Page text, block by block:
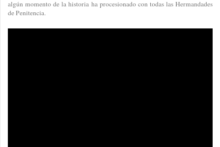
algún momento de la historia ha procesionado con todas las Hermandades
de Penitencia.